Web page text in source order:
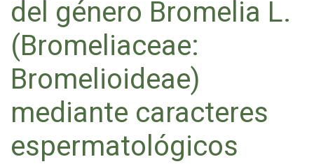
del género Bromelia L.
(Bromeliaceae:
Bromelioideae)
mediante caracteres
espermatológicos